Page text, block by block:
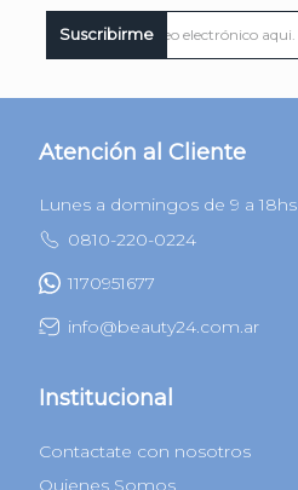
Suscribirme
Atención al Cliente
Lunes a domingos de 9 a 18hs
0810-220-0224
1170951677
info@beauty24.com.ar
Institucional
Contactate con nosotros
Quienes Somos